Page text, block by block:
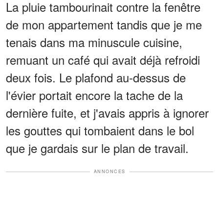
La pluie tambourinait contre la fenêtre
de mon appartement tandis que je me
tenais dans ma minuscule cuisine,
remuant un café qui avait déjà refroidi
deux fois. Le plafond au-dessus de
l'évier portait encore la tache de la
dernière fuite, et j'avais appris à ignorer
les gouttes qui tombaient dans le bol
que je gardais sur le plan de travail.
ANNONCES